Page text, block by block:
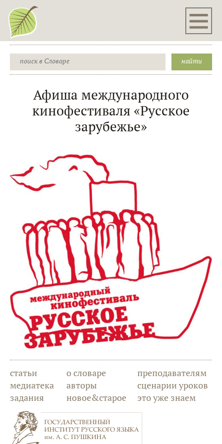
Афиша международного
кинофестиваля «Русское
зарубежье»
статьи
медиатека
задания
о словаре
авторы
новое&старое
преподавателям
сценарии уроков
это уже знаем